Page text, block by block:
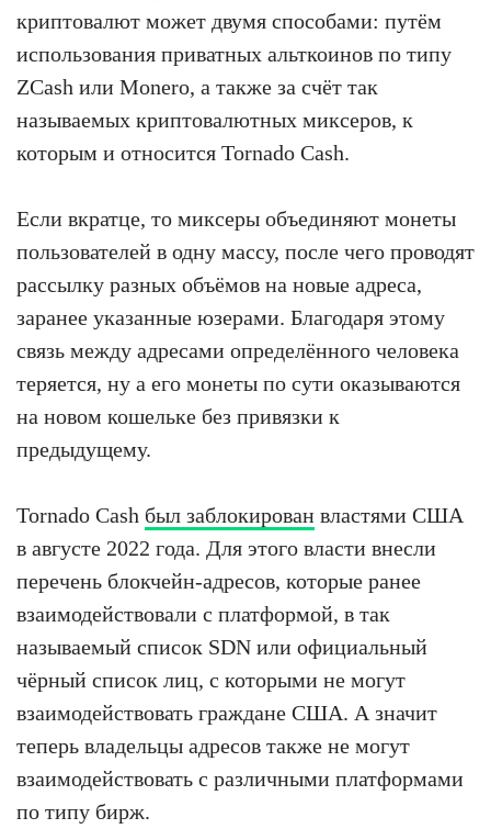
криптовалют может двумя способами: путём
использования приватных альткоинов по типу
ZCash или Monero, а также за счёт так
называемых криптовалютных миксеров, к
которым и относится Tornado Cash.
Если вкратце, то миксеры объединяют монеты
пользователей в одну массу, после чего проводят
рассылку разных объёмов на новые адреса,
заранее указанные юзерами. Благодаря этому
связь между адресами определённого человека
теряется, ну а его монеты по сути оказываются
на новом кошельке без привязки к
предыдущему.
Tornado Cash был заблокирован властями США
в августе 2022 года. Для этого власти внесли
перечень блокчейн-адресов, которые ранее
взаимодействовали с платформой, в так
называемый список SDN или официальный
чёрный список лиц, с которыми не могут
взаимодействовать граждане США. А значит
теперь владельцы адресов также не могут
взаимодействовать с различными платформами
по типу бирж.